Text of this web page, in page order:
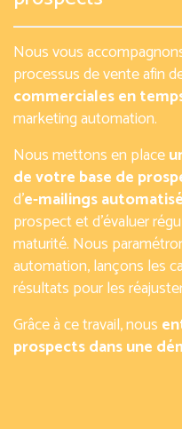
Nous vous
processus de vente afin
commerciales en
marketing automation.
Nous mettons en place
de votre base de
d’e-mailings
prospect et d’évaluer
maturité. Nous
automation, lançons les
résultats pour les
Grâce à ce travail, nous
prospects dans une